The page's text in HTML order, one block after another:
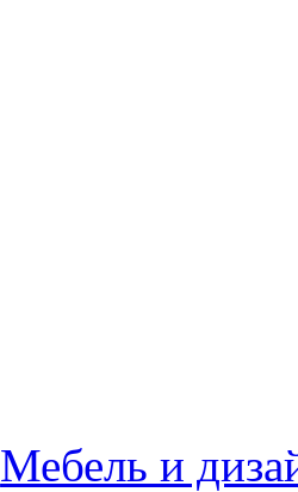
Мебель и